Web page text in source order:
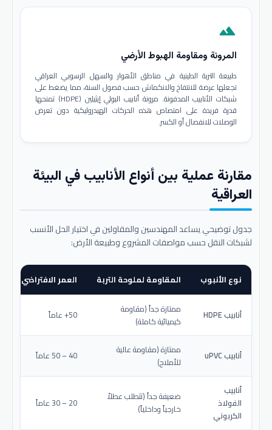
terrain
المرونة ومقاومة الهبوط الأرضي
طبيعة التربة الطينية في مناطق الأهوار والسهل الرسوبي العراقي
تجعلها عرضة للانتفاخ والانكماش حسب فصول السنة، مما يضغط على
شبكات الأنابيب المدفونة. مرونة أنابيب البولي إيثيلين (HDPE) تمنحها
قدرة فريدة على امتصاص هذه الحركات الهيدروليكية دون تعرض
الوصلات للانفصال أو الكسر.
مقارنة عملية بين أنواع الأنابيب في البيئة
العراقية
جدول توضيحي يساعد المهندسين والمقاولين في اختيار الحل الأنسب
لشبكات النقل حسب مواصفات المشروع وطبيعة الأرض:
نوع الأنبوب المقاومة لملوحة التربة العمر الافتراضي
أنابيب HDPE
ممتازة جداً (مقاومة
كيميائية كاملة)
50+ عاماً
أنابيب uPVC
ممتازة (مقاومة عالية
للأملاح)
40 – 50 عاماً
أنابيب
الفولاذ
الكربوني
ضعيفة جداً (تتطلب عطلاً
خارجياً وداخلياً)
20 – 30 عاماً